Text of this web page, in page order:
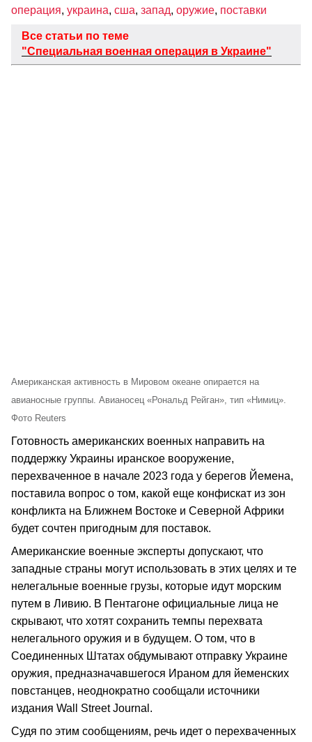
операция, украина, сша, запад, оружие, поставки
Все статьи по теме
"Специальная военная операция в Украине"
Американская активность в Мировом океане опирается на
авианосные группы. Авианосец «Рональд Рейган», тип «Нимиц».
Фото Reuters
Готовность американских военных направить на
поддержку Украины иранское вооружение,
перехваченное в начале 2023 года у берегов Йемена,
поставила вопрос о том, какой еще конфискат из зон
конфликта на Ближнем Востоке и Северной Африки
будет сочтен пригодным для поставок.
Американские военные эксперты допускают, что
западные страны могут использовать в этих целях и те
нелегальные военные грузы, которые идут морским
путем в Ливию. В Пентагоне официальные лица не
скрывают, что хотят сохранить темпы перехвата
нелегального оружия и в будущем. О том, что в
Соединенных Штатах обдумывают отправку Украине
оружия, предназначавшегося Ираном для йеменских
повстанцев, неоднократно сообщали источники
издания Wall Street Journal.
Судя по этим сообщениям, речь идет о перехваченных